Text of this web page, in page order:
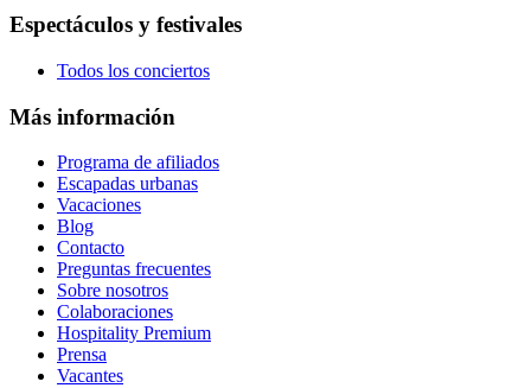
Espectáculos y festivales
Todos los conciertos
Más información
Programa de afiliados
Escapadas urbanas
Vacaciones
Blog
Contacto
Preguntas frecuentes
Sobre nosotros
Colaboraciones
Hospitality Premium
Prensa
Vacantes